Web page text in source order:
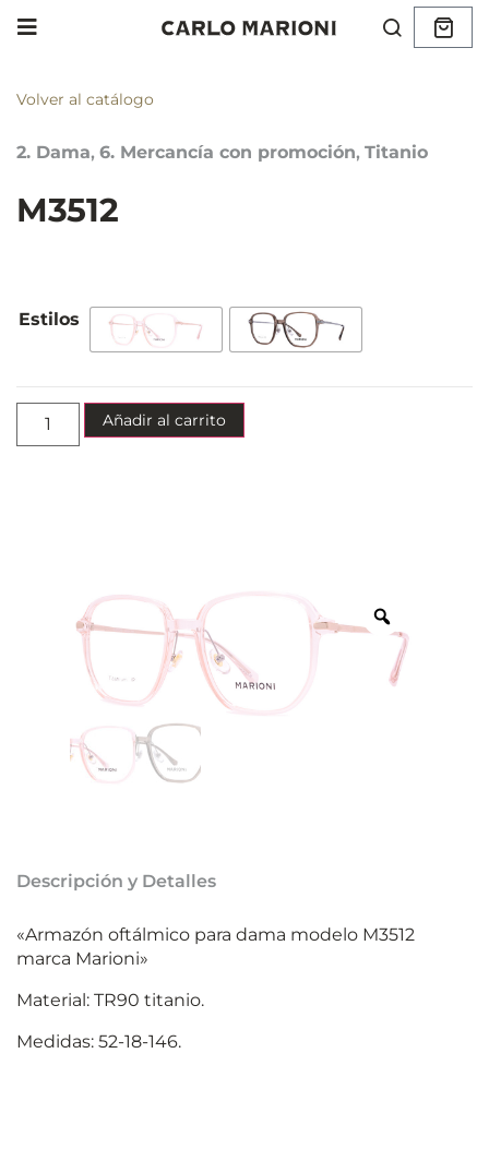
Descripción y Detalles
«Armazón oftálmico para dama modelo M3512
marca Marioni»
Material: TR90 titanio.
Medidas: 52-18-146.
Volver al catálogo
2. Dama, 6. Mercancía con promoción, Titanio
M3512
Añadir al carrito